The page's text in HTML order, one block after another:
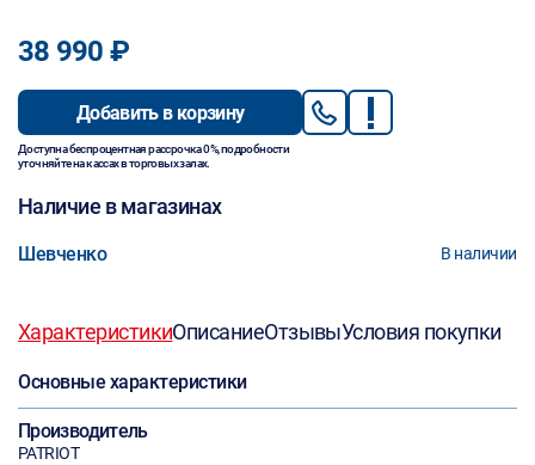
38 990 ₽
Добавить в корзину
Доступна беспроцентная рассрочка 0%, подробности
уточняйте на кассах в торговых залах.
Наличие в магазинах
Шевченко В наличии
ХарактеристикиОписаниеОтзывыУсловия покупки
Основные характеристики
Производитель
PATRIOT